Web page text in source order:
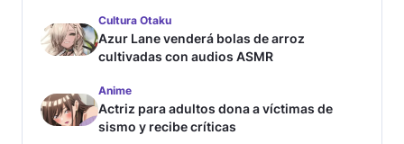
Cultura Otaku
Azur Lane venderá bolas de arroz
cultivadas con audios ASMR
Anime
Actriz para adultos dona a víctimas de
sismo y recibe críticas